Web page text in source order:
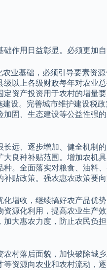
作用日益彰显。必须更加
业基础，必须引导要素
以上各级财政每年对农
资产投资用于农村的增
设。完善城市维护建设税
固、生态建设等公益性强
长远、逐步增加、健全机
良种补贴范围。增加农
。全面落实对粮食、油
贴政策。强农惠农政策要
化增收，继续搞好农产品
源化利用，提高农业生产
大惠农力度，防止农民
农村落后面貌，加快破除
资源向农业和农村流动